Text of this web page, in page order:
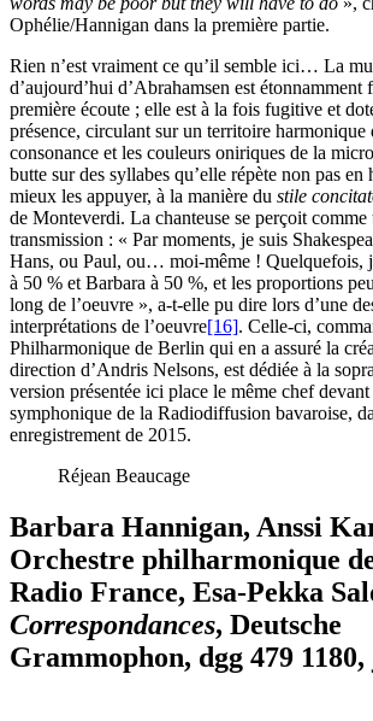
Ophélie/Hannigan dans la première partie.
Rien n’est vraiment ce qu’il semble ici… La
d’aujourd’hui d’Abrahamsen est étonnamment
première écoute ; elle est à la fois fugitive et
présence, circulant sur un territoire harmonique
consonance et les couleurs oniriques de la
butte sur des syllabes qu’elle répète non pas en
mieux les appuyer, à la manière du stile
de Monteverdi. La chanteuse se perçoit comme
transmission : « Par moments, je suis
Hans, ou Paul, ou… moi-même ! Quelquefois,
à 50 % et Barbara à 50 %, et les proportions
long de l’oeuvre », a-t-elle pu dire lors d’une
interprétations de l’oeuvre[16]. Celle-ci,
Philharmonique de Berlin qui en a assuré la
direction d’Andris Nelsons, est dédiée à la
version présentée ici place le même chef devant
symphonique de la Radiodiffusion bavaroise,
enregistrement de 2015.
Réjean Beaucage
Barbara Hannigan, Anssi
Orchestre philharmonique
Radio France, Esa-Pekka
Correspondances, Deutsche
Grammophon, dgg 479